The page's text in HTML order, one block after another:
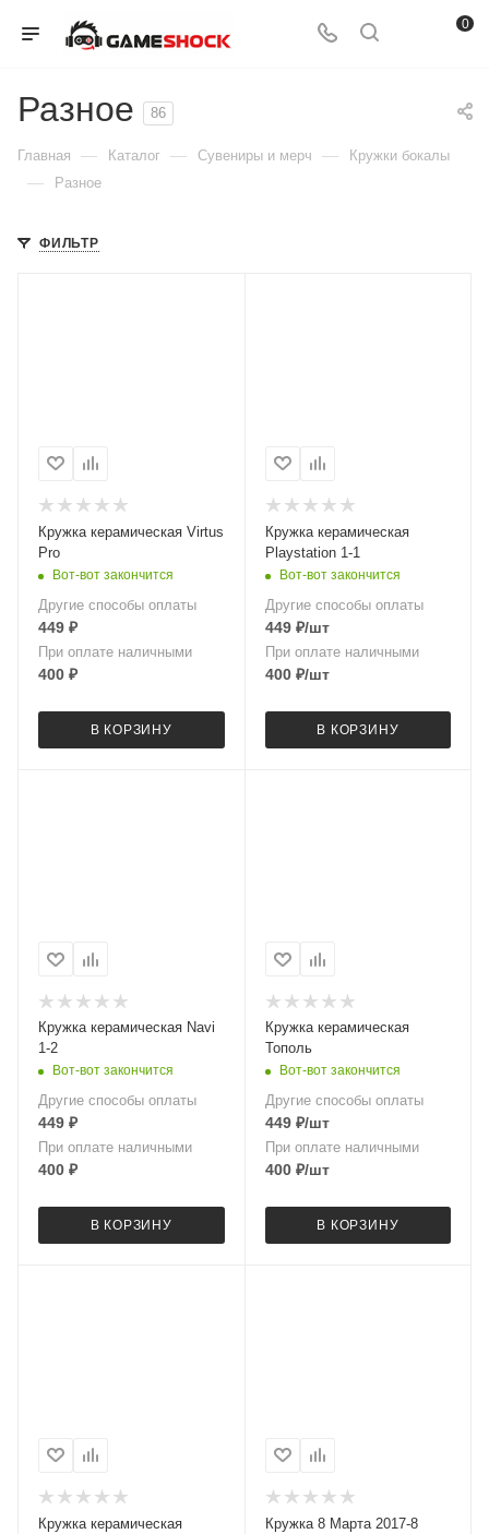
0
Разное 86
Главная — Каталог — Сувениры и мерч — Кружки бокалы
— Разное
ФИЛЬТР
Кружка керамическая Virtus
Pro
Вот-вот закончится
Другие способы оплаты
449 ₽
При оплате наличными
400 ₽
В КОРЗИНУ
Кружка керамическая
Playstation 1-1
Вот-вот закончится
Другие способы оплаты
449₽/шт
При оплате наличными
400₽/шт
В КОРЗИНУ
Кружка керамическая Navi
1-2
Вот-вот закончится
Другие способы оплаты
449 ₽
При оплате наличными
400 ₽
В КОРЗИНУ
Кружка керамическая
Тополь
Вот-вот закончится
Другие способы оплаты
449₽/шт
При оплате наличными
400₽/шт
В КОРЗИНУ
Кружка керамическая
Кружка 8 Марта 2017-8